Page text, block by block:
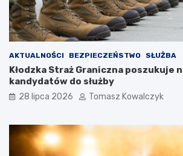
AKTUALNOŚCI BEZPIECZEŃSTWO SŁUŻBA
Kłodzka Straż Graniczna poszukuje
kandydatów do służby
28 lipca 2026 Tomasz Kowalczyk